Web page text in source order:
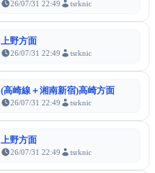
26/07/31 22:49 tsrknic
上野方面
26/07/31 22:49 tsrknic
(高崎線＋湘南新宿)高崎方面
26/07/31 22:49 tsrknic
上野方面
26/07/31 22:49 tsrknic